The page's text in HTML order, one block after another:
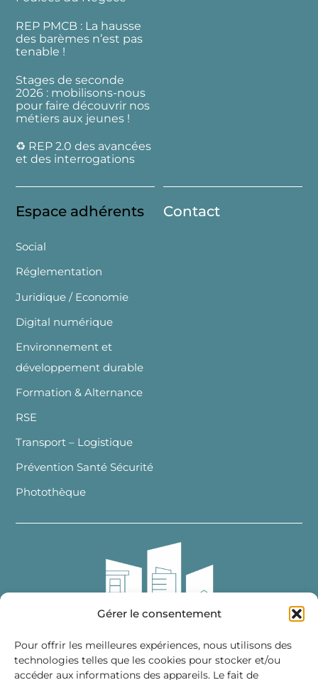
Gérer le consentement
Pour offrir les meilleures expériences, nous utilisons des
technologies telles que les cookies pour stocker et/ou
accéder aux informations des appareils. Le fait de
REP PMCB : La hausse
des barèmes n’est pas
tenable !
Stages de seconde
2026 : mobilisons-nous
pour faire découvrir nos
métiers aux jeunes !
♻️ REP 2.0 des avancées
et des interrogations
Espace adhérents
Social
Réglementation
Juridique / Economie
Digital numérique
Environnement et
développement durable
Formation & Alternance
RSE
Transport – Logistique
Prévention Santé Sécurité
Photothèque
Contact